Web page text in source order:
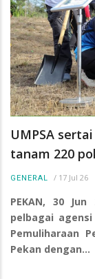
UMPSA
tanam 220
GENERAL / 17 Jul 26
PEKAN, 30
pelbagai
Pemuliharaan
Pekan dengan…